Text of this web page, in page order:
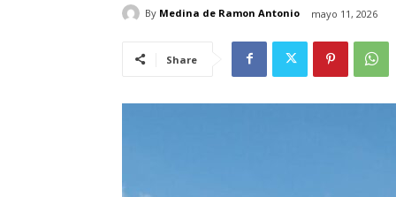
By Medina de Ramon Antonio mayo 11, 2026
Share